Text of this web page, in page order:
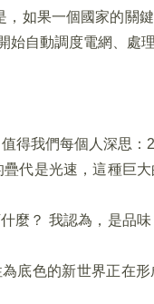
，如果一個國家的關
自動調度電網、處
得我們每個人深思
代是光速，這種巨
麼？ 我認為，是品
底色的新世界正在